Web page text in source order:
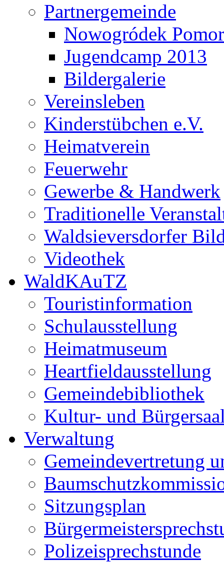
Partnergemeinde
Nowogródek
Jugendcamp 2013
Bildergalerie
Vereinsleben
Kinderstübchen e.V.
Heimatverein
Feuerwehr
Gewerbe & Handwerk
Traditionelle
Waldsieversdorfer
Videothek
WaldKAuTZ
Touristinformation
Schulausstellung
Heimatmuseum
Heartfieldausstellung
Gemeindebibliothek
Kultur- und
Verwaltung
Gemeindevertretung
Sitzungsplan
Polizeisprechstunde